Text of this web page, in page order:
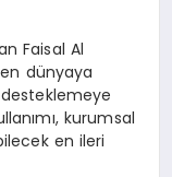
Faisal Al
dünyaya
kurumsal
en ileri